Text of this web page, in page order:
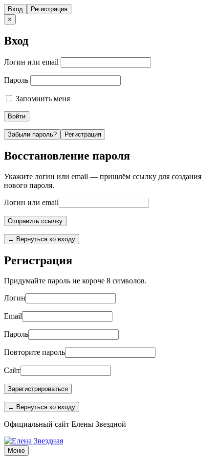
Вход
Регистрация
×
Вход
Логин или email
Пароль
Запомнить меня
Забыли пароль? Регистрация
Восстановление пароля
Укажите логин или email — пришлём ссылку для создания
нового пароля.
Логин или email
← Вернуться ко входу
Регистрация
Придумайте пароль не короче 8 символов.
Логин
Email
Пароль
Повторите пароль
Сайт
← Вернуться ко входу
к
Официальный сайт Елены Звездной
Меню